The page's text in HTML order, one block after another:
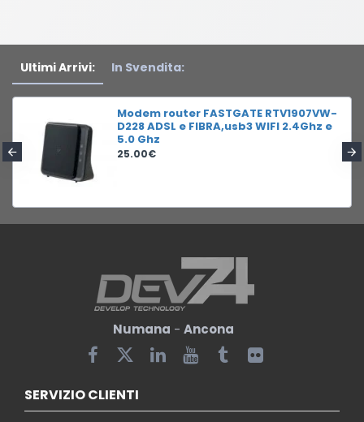
Ultimi Arrivi: In Svendita:
Modem router FASTGATE RTV1907VW-
D228 ADSL e FIBRA,usb3 WIFI 2.4Ghz e
5.0 Ghz
25.00€
Numana - Ancona
SERVIZIO CLIENTI